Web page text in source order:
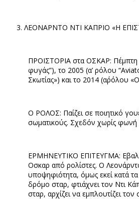
ΛΕΟΝΑΡΝΤΟ ΝΤΙ ΚΑΠΡΙΟ «Η
ΠΡΟΙΣΤΟΡΙΑ στα ΟΣΚΑΡ: Πέμπτη
φυγάς”), το 2005 (α’ ρόλου
Σκωτίας») και το 2014 (α΄ρόλου
Ο ΡΟΛΟΣ: Παίζει σε ποιητικό
σωματικούς. Σχεδόν χωρίς φωνή
ΕΡΜΗΝΕΥΤΙΚΟ ΕΠΙΤΕΥΓΜΑ: Εβαλα
Οσκαρ από ρολίστες. Ο
υποψηφιότητα, όμως εκεί κατά
δρόμο σταρ, φτιάχνει τον Ντι
σταρ, αρχίζει να εμπλουτίζει